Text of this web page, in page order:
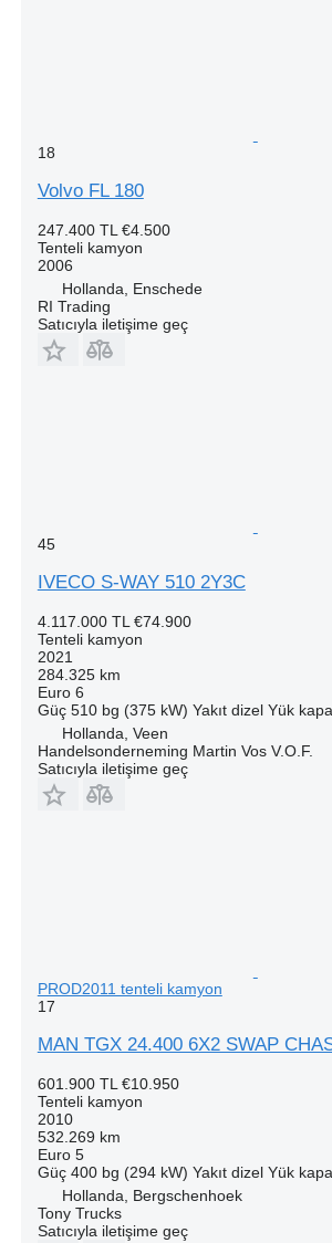
18
Volvo FL 180
247.400 TL €4.500
Tenteli kamyon
2006
Hollanda, Enschede
RI Trading
Satıcıyla iletişime geç
45
IVECO S-WAY 510 2Y3C
4.117.000 TL €74.900
Tenteli kamyon
2021
284.325 km
Euro 6
Güç 510 bg (375 kW) Yakıt dizel Yük
Hollanda, Veen
Handelsonderneming Martin Vos V.O.F.
Satıcıyla iletişime geç
PROD2011 tenteli kamyon
17
MAN TGX 24.400 6X2 SWAP
601.900 TL €10.950
Tenteli kamyon
2010
532.269 km
Euro 5
Güç 400 bg (294 kW) Yakıt dizel Yük
Hollanda, Bergschenhoek
Tony Trucks
Satıcıyla iletişime geç